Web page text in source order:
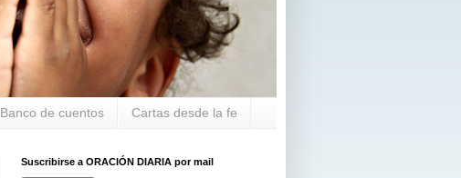
Banco de cuentos Cartas desde la fe
Suscribirse a ORACIÓN DIARIA por mail